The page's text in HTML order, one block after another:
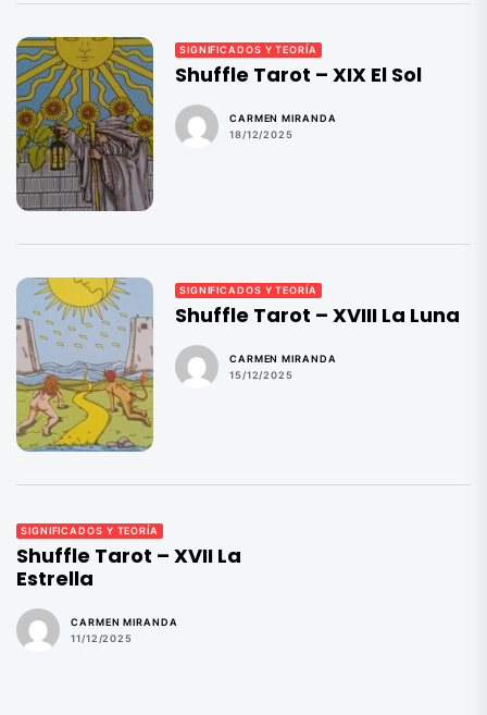
SIGNIFICADOS Y TEORÍA
Shuffle Tarot – XIX El Sol
CARMEN MIRANDA
18/12/2025
SIGNIFICADOS Y TEORÍA
Shuffle Tarot – XVIII La Luna
CARMEN MIRANDA
15/12/2025
SIGNIFICADOS Y TEORÍA
Shuffle Tarot – XVII La
Estrella
CARMEN MIRANDA
11/12/2025